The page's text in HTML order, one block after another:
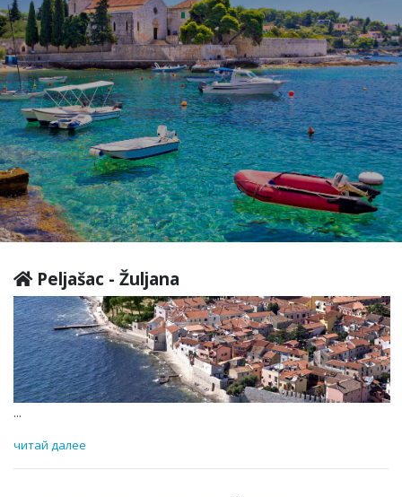
Peljašac - Žuljana
...
читай далее